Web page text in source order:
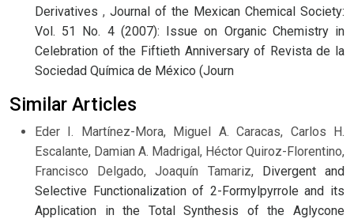
Derivatives , Journal of the Mexican Chemical Society:
Vol. 51 No. 4 (2007): Issue on Organic Chemistry in
Celebration of the Fiftieth Anniversary of Revista de la
Sociedad Química de México (Journ
Similar Articles
Eder I. Martínez-Mora, Miguel A. Caracas, Carlos H.
Escalante, Damian A. Madrigal, Héctor Quiroz-Florentino,
Francisco Delgado, Joaquín Tamariz, Divergent and
Selective Functionalization of 2-Formylpyrrole and its
Application in the Total Synthesis of the Aglycone